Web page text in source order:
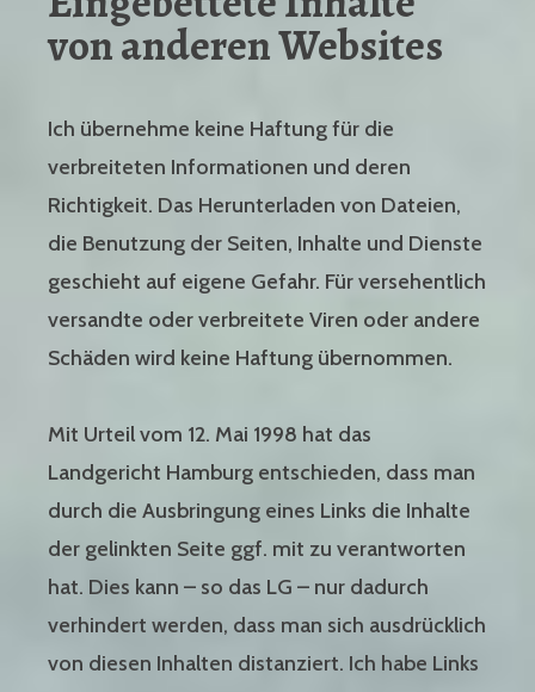
von anderen Websites
Ich übernehme keine Haftung für die
verbreiteten Informationen und deren
Richtigkeit. Das Herunterladen von Dateien,
die Benutzung der Seiten, Inhalte und Dienste
geschieht auf eigene Gefahr. Für versehentlich
versandte oder verbreitete Viren oder andere
Schäden wird keine Haftung übernommen.
Mit Urteil vom 12. Mai 1998 hat das
Landgericht Hamburg entschieden, dass man
durch die Ausbringung eines Links die Inhalte
der gelinkten Seite ggf. mit zu verantworten
hat. Dies kann – so das LG – nur dadurch
verhindert werden, dass man sich ausdrücklich
von diesen Inhalten distanziert. Ich habe Links